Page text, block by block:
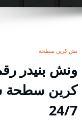
ونش كرين سطحة
كرين سطحة
24/7